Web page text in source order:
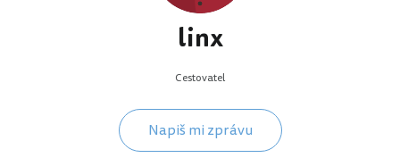
linx
Cestovatel
Napiš mi zprávu